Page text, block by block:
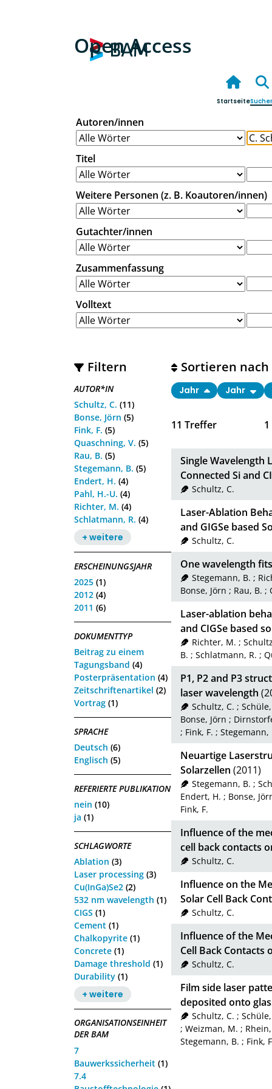
Open Access
Startseite
Autoren/innen
Titel
Weitere Personen (z. B. Koautoren/innen)
Gutachter/innen
Zusammenfassung
Volltext
Filtern
AUTOR*IN
Schultz, C. (11)
Bonse, Jörn (5)
Fink, F. (5)
Quaschning, V. (5)
Rau, B. (5)
Stegemann, B. (5)
Endert, H. (4)
Pahl, H.-U. (4)
Richter, M. (4)
Schlatmann, R. (4)
+ weitere
ERSCHEINUNGSJAHR
2025 (1)
2012 (4)
2011 (6)
DOKUMENTTYP
Beitrag zu einem
Tagungsband (4)
Posterpräsentation (4)
Zeitschriftenartikel (2)
Vortrag (1)
SPRACHE
Deutsch (6)
Englisch (5)
REFERIERTE PUBLIKATION
nein (10)
ja (1)
SCHLAGWORTE
Ablation (3)
Laser processing (3)
Cu(InGa)Se2 (2)
532 nm wavelength (1)
CIGS (1)
Cement (1)
Chalkopyrite (1)
Concrete (1)
Damage threshold (1)
Durability (1)
+ weitere
ORGANISATIONSEINHEIT
DER BAM
7
Bauwerkssicherheit (1)
7.4
11 Treffer 1
Sortieren nach
Jahr Jahr
Single Wavelength
Connected Si and
Schultz, C.
Laser-Ablation
and GIGSe based
Schultz, C.
One wavelength
Stegemann, B. ;
Bonse, Jörn ; Rau, B. ;
Laser-ablation
and CIGSe based
Richter, M. ;
B. ; Schlatmann, R. ;
P1, P2 and P3
laser wavelength
Schultz, C. ;
Bonse, Jörn ;
; Fink, F. ; Stegemann,
Neuartige
Solarzellen (2011)
Stegemann, B. ;
Endert, H. ; Bonse,
Fink, F.
Influence of the
cell back contacts
Schultz, C.
Influence on the
Solar Cell Back
Schultz, C.
Influence of the
Cell Back Contacts
Schultz, C.
Film side laser
deposited onto
Schultz, C. ;
; Weizman, M. ;
Stegemann, B. ; Fink,